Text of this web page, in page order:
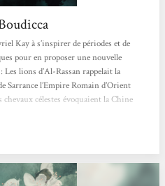
Kay à s’inspirer de périodes et de
pour en proposer une nouvelle
lions d’Al-Rassan rappelait la
Sarrance l’Empire Romain d’Orient
célestes évoquaient la Chine
en date de l’auteur qui choisit ici